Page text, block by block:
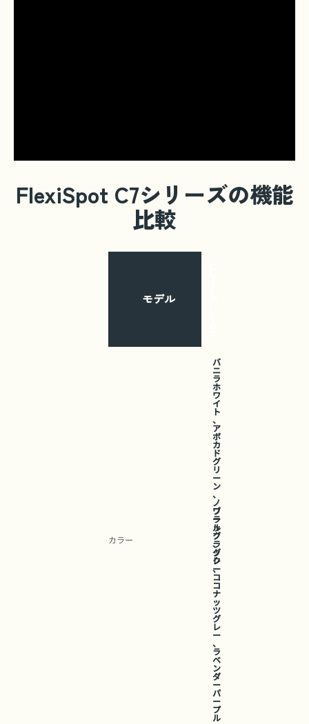
FlexiSpot C7シリーズの機能
比較
モデル
カラー
ブ
ラ
ッ
ク
、
グ
レ
ー
バ
ニ
ラ
ホ
ワ
イ
ト
、
ア
ボ
カ
ド
グ
リ
ー
ン
、
ノ
ワ
ー
ル
ブ
ラ
ッ
ク
、
コ
コ
ナ
ッ
ツ
グ
レ
ー
、
ラ
ベ
ン
ダ
ー
パ
ー
プ
ル